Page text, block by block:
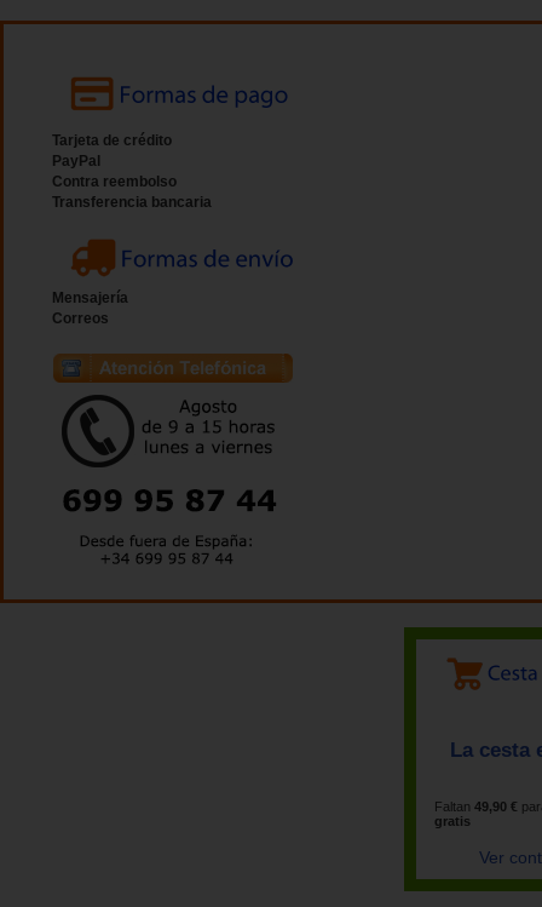
Tarjeta de crédito
PayPal
Contra reembolso
Transferencia bancaria
Mensajería
Correos
La cesta
Faltan 49,90 €
gratis
Ver